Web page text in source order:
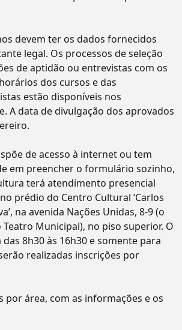
devem ter os dados fornecidos
legal. Os processos de seleção
de aptidão ou entrevistas com os
dos cursos e das
estão disponíveis nos
A data de divulgação dos aprovados
de acesso à internet ou tem
em preencher o formulário sozinho,
terá atendimento presencial
prédio do Centro Cultural ‘Carlos
na avenida Nações Unidas, 8-9 (o
Municipal), no piso superior. O
8h30 às 16h30 e somente para
realizadas inscrições por
por área, com as informações e os